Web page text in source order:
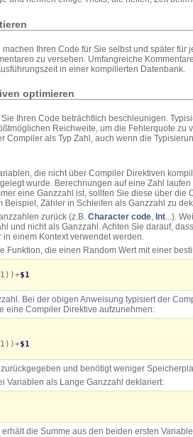
Ihren Code für Sie selbst und später
zu versehen. Umfangreiche
in einer kompilierten Datenbank.
optimieren
Ihren Code beträchtlich beschleunigen.
Reichweite, um die Fehlerquote
Compiler als Typ Zahl, auch wenn die
die nicht über Compiler Direktiven
wurde. Berechnungen auf eine Zahl
eine Ganzzahl ist, sollten Sie diese über die
Beispiel, Zähler in Schleifen als Ganzzahl zu
zurück (z.B. Character code, Int...).
und nicht als Ganzzahl. Achten Sie darauf,
einem Kontext verwendet werden.
Funktion, die einen Random Wert mit einer
$1
Bei der obigen Anweisung typisiert der
eine Compiler Direktive aufzunehmen:
$1
und benötigt weniger
Variablen als Lange Ganzzahl deklariert:
die Summe aus den beiden ersten